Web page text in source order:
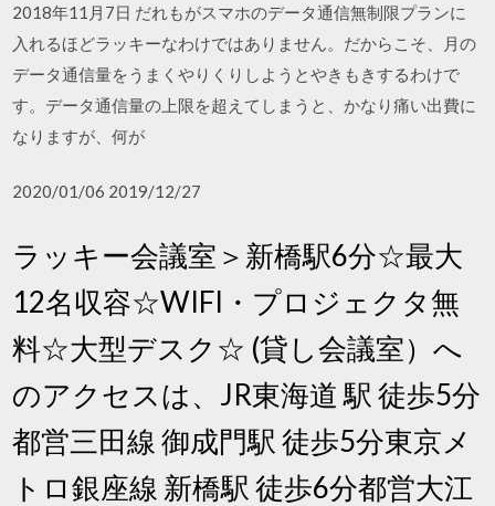
2018年11月7日 だれもがスマホのデータ通信無制限プランに
入れるほどラッキーなわけではありません。だからこそ、月の
データ通信量をうまくやりくりしようとやきもきするわけで
す。データ通信量の上限を超えてしまうと、かなり痛い出費に
なりますが、何が
2020/01/06 2019/12/27
ラッキー会議室＞新橋駅6分☆最大
12名収容☆WIFI・プロジェクタ無
料☆大型デスク☆ (貸し会議室）へ
のアクセスは、JR東海道 駅 徒歩5分
都営三田線 御成門駅 徒歩5分東京メ
トロ銀座線 新橋駅 徒歩6分都営大江